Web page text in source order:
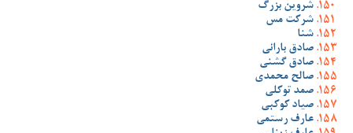
شروین بزرگ
شرکت مس
شنا
صادق بارانی
صادق گشنی
صالح محمدی
صمد توکلی
صیاد کوکبی
عارف رستمی